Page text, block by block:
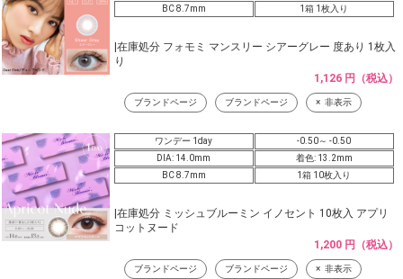
BC 8.7mm
1箱 1枚入り
|在庫処分 フォモミ マンスリー シアーグレー 度あり 1枚入
り
1,126 円（税込）
ブランドページ ブランドページ 非表示
ワンデー 1day
-0.50～ -0.50
DIA: 14.0mm
着色: 13.2mm
BC 8.7mm
1箱 10枚入り
|在庫処分 ミッシュブルーミン イノセント 10枚入 アプリ
コットヌード
1,200 円（税込）
ブランドページ ブランドページ 非表示